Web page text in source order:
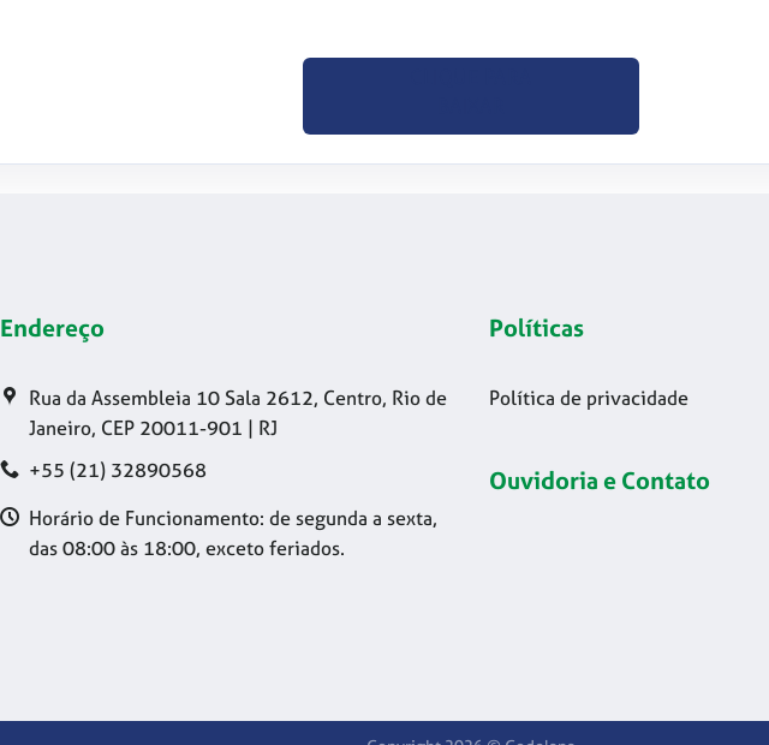
Endereço
Rua da Assembleia 10 Sala 2612, Centro, Rio de
Janeiro, CEP 20011-901 | RJ
+55 (21) 32890568
Horário de Funcionamento: de segunda a sexta,
das 08:00 às 18:00, exceto feriados.
Políticas
Política de privacidade
Ouvidoria e Contato